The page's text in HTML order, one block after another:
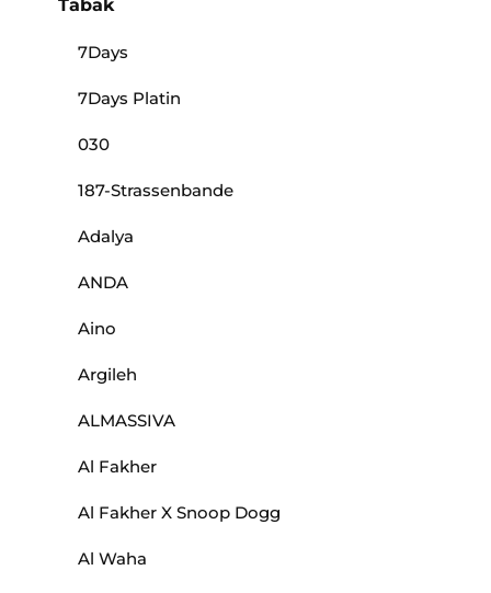
Tabak
7Days
7Days Platin
030
187-Strassenbande
Adalya
ANDA
Aino
Argileh
ALMASSIVA
Al Fakher
Al Fakher X Snoop Dogg
Al Waha